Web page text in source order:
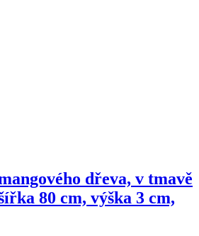
dřeva, v tmavě
80 cm, výška 3 cm,